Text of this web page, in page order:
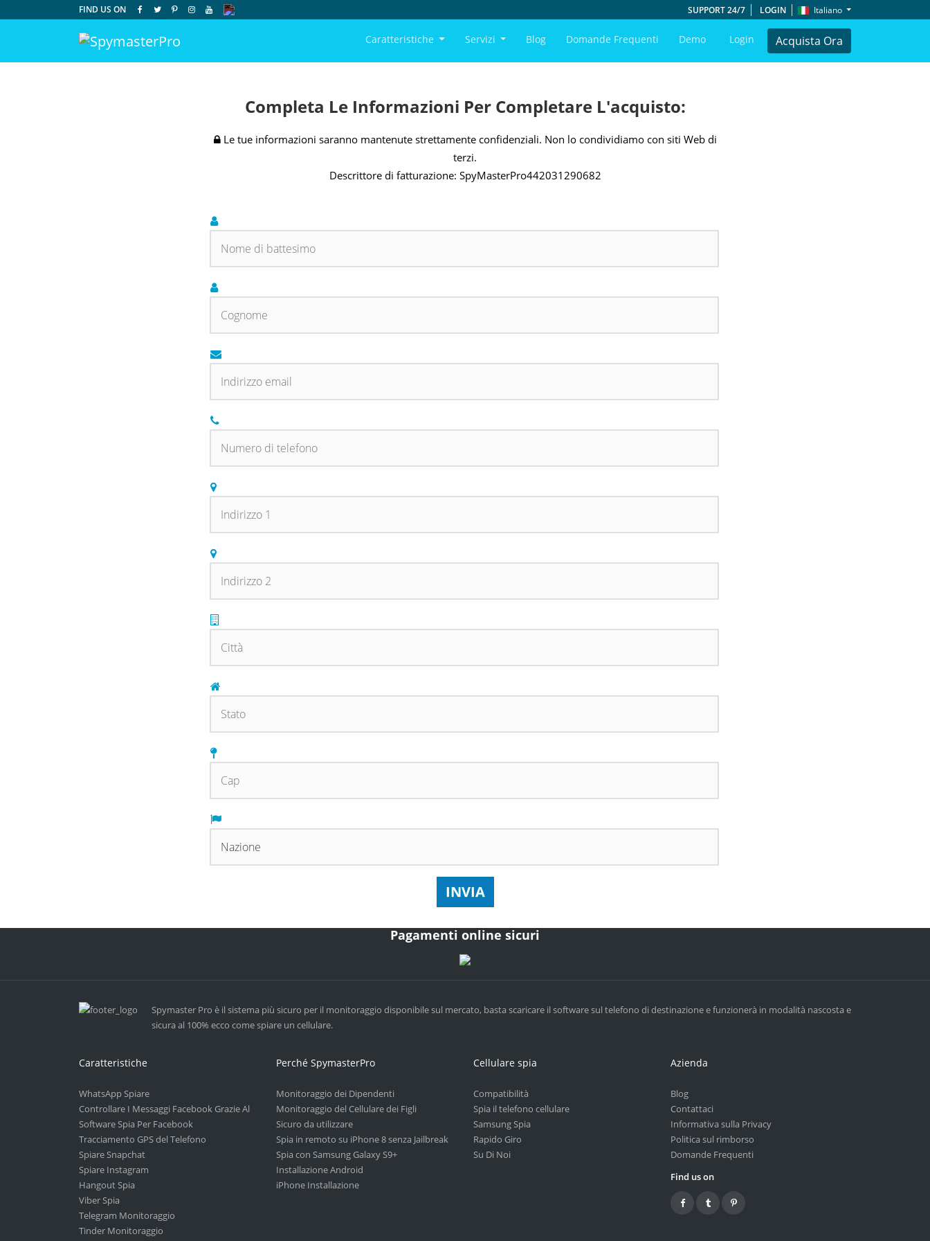
FIND US ON SUPPORT 24/7 LOGIN Italiano
Caratteristiche Servizi Blog Domande Frequenti Demo Login Acquista Ora
Completa Le Informazioni Per Completare L'acquisto:
Le tue informazioni saranno mantenute strettamente confidenziali. Non lo condividiamo con siti Web di
terzi.
Descrittore di fatturazione: SpyMasterPro442031290682
INVIA
Pagamenti online sicuri
Spymaster Pro è il sistema più sicuro per il monitoraggio disponibile sul mercato, basta scaricare il software sul telefono di destinazione e funzionerà in modalità nascosta e
sicura al 100% ecco come spiare un cellulare.
Caratteristiche
WhatsApp Spiare
Controllare I Messaggi Facebook Grazie Al
Software Spia Per Facebook
Tracciamento GPS del Telefono
Spiare Snapchat
Spiare Instagram
Hangout Spia
Viber Spia
Telegram Monitoraggio
Tinder Monitoraggio
Perché SpymasterPro
Monitoraggio dei Dipendenti
Monitoraggio del Cellulare dei Figli
Sicuro da utilizzare
Spia in remoto su iPhone 8 senza Jailbreak
Spia con Samsung Galaxy S9+
Installazione Android
iPhone Installazione
Cellulare spia
Compatibilità
Spia il telefono cellulare
Samsung Spia
Rapido Giro
Su Di Noi
Azienda
Blog
Contattaci
Informativa sulla Privacy
Politica sul rimborso
Domande Frequenti
Find us on